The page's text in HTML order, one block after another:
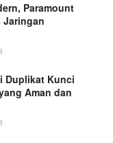
Paramount
Jaringan
Duplikat Kunci
Aman dan